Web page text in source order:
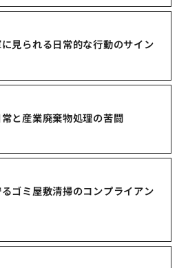
見られる日常的な行動のサイン
と産業廃棄物処理の苦闘
ゴミ屋敷清掃のコンプライアン